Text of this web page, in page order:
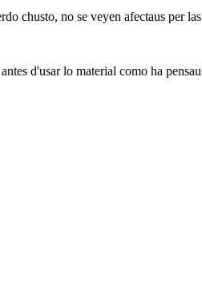
chusto, no se veyen afectaus per
d'usar lo material como ha